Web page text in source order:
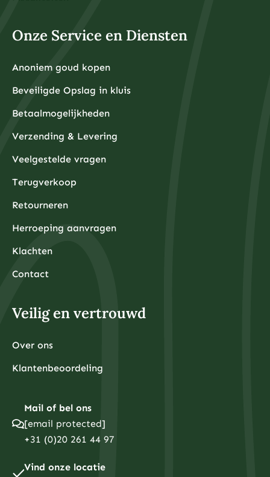
Onze Service en Diensten
Anoniem goud kopen
Beveiligde Opslag in kluis
Betaalmogelijkheden
Verzending & Levering
Veelgestelde vragen
Terugverkoop
Retourneren
Herroeping aanvragen
Klachten
Contact
Veilig en vertrouwd
Over ons
Klantenbeoordeling
Mail of bel ons
[email protected]
+31 (0)20 261 44 97
Vind onze locatie